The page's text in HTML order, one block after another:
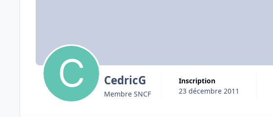
CedricG
Membre SNCF
Inscription
23 décembre 2011